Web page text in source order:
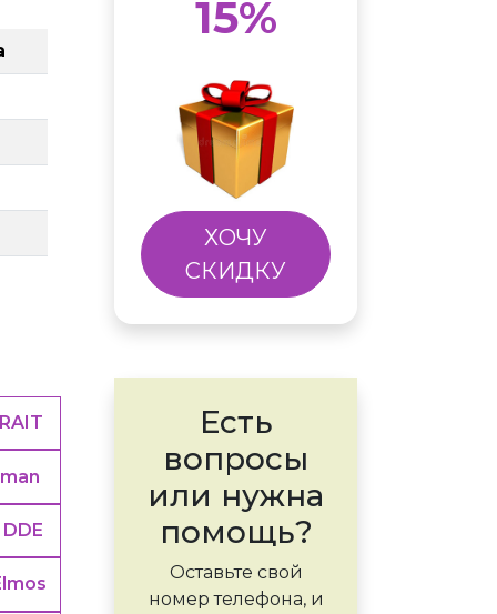
DDE
15%
ХОЧУ
СКИДКУ
Есть
вопросы
или нужна
помощь?
Оставьте свой
номер телефона, и